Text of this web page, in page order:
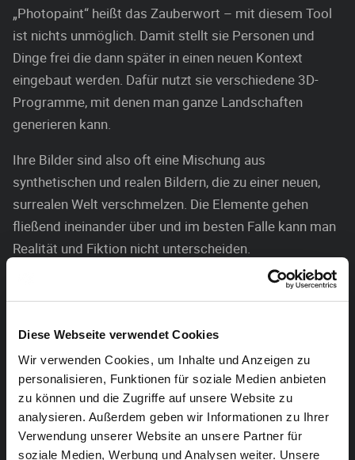
Diese Webseite verwendet Cookies
Wir verwenden Cookies, um Inhalte und Anzeigen zu
personalisieren, Funktionen für soziale Medien anbieten
zu können und die Zugriffe auf unsere Website zu
analysieren. Außerdem geben wir Informationen zu Ihrer
Verwendung unserer Website an unsere Partner für
soziale Medien, Werbung und Analysen weiter. Unsere
„Photopaint“ heißt das Zauberwort – mit diesem Tool
ist nichts unmöglich. Damit stellt sie Personen und
Dinge frei die dann später in einen neuen Kontext
eingebaut werden. Dafür nutzt sie verschiedene 3D-
Programme, mit denen man ganze Landschaften
generieren kann.
Ihre Bilder sind also oft eine Mischung aus
synthetischen und realen Bildern, die zu einer neuen,
surrealen Welt verschmelzen. Die Elemente gehen
fließend ineinander über und im besten Falle kann man
Realität und Fiktion nicht unterscheiden.
Im letzten Jahr hingen einige der surrealen Fotografien
noch in Avignon, im Rahmen der „Exposition d’Art
Contemporain“ organisiert durch die Mac’A – nun
Schlachthof finden.
Die Künstlerin selbst beschreibt den Vorgang des
Erschaffens folgendermaßen:„Ich fotografiere bei
allen möglichen Gelegenheiten, auf Reisen, beim